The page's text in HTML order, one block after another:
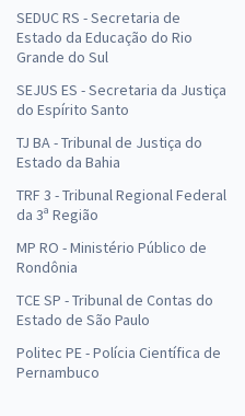
SEDUC RS - Secretaria de
Estado da Educação do Rio
Grande do Sul
SEJUS ES - Secretaria da Justiça
do Espírito Santo
TJ BA - Tribunal de Justiça do
Estado da Bahia
TRF 3 - Tribunal Regional Federal
da 3ª Região
MP RO - Ministério Público de
Rondônia
TCE SP - Tribunal de Contas do
Estado de São Paulo
Politec PE - Polícia Científica de
Pernambuco